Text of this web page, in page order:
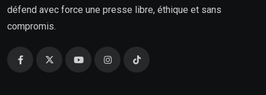
défend avec force une presse libre, éthique et sans
compromis.